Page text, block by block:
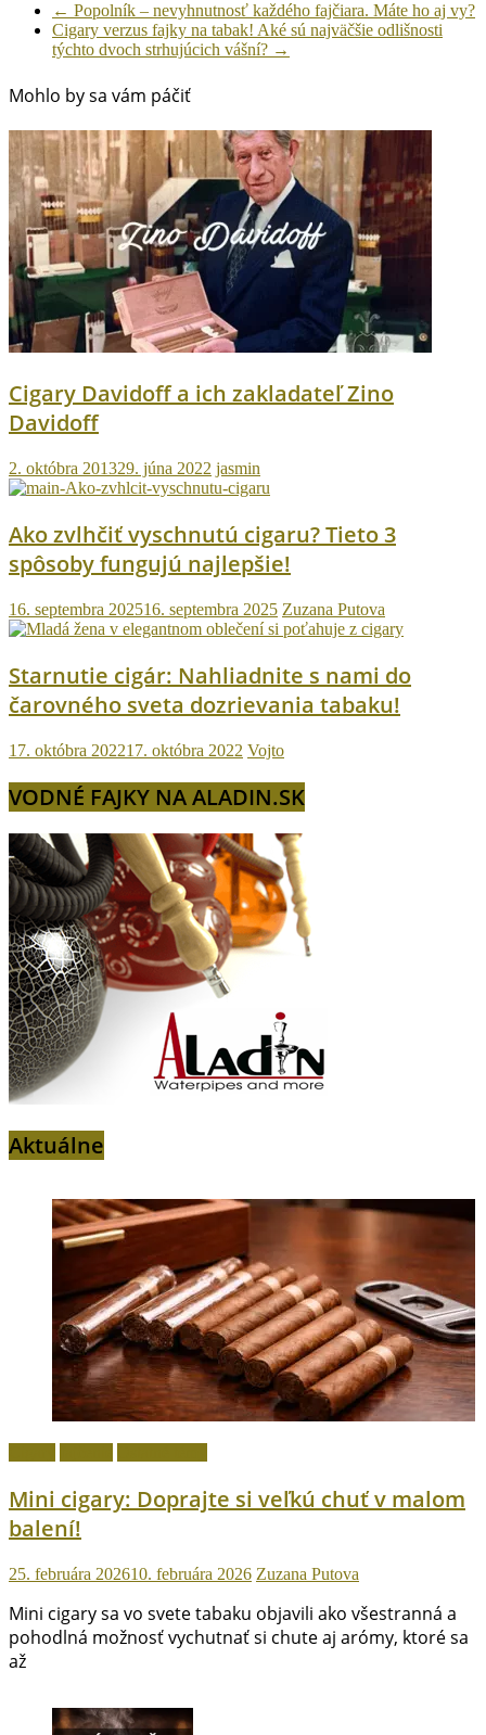
← Popolník – nevyhnutnosť každého fajčiara. Máte ho aj vy?
Cigary verzus fajky na tabak! Aké sú najväčšie odlišnosti
týchto dvoch strhujúcich vášní? →
Mohlo by sa vám páčiť
Cigary Davidoff a ich zakladateľ Zino
Davidoff
2. októbra 201329. júna 2022 jasmin
Ako zvlhčiť vyschnutú cigaru? Tieto 3
spôsoby fungujú najlepšie!
16. septembra 202516. septembra 2025 Zuzana Putova
Starnutie cigár: Nahliadnite s nami do
čarovného sveta dozrievania tabaku!
17. októbra 202217. októbra 2022 Vojto
VODNÉ FAJKY NA ALADIN.SK
Aktuálne
Mini cigary: Doprajte si veľkú chuť v malom
balení!
25. februára 202610. februára 2026 Zuzana Putova
Mini cigary sa vo svete tabaku objavili ako všestranná a
pohodlná možnosť vychutnať si chute aj arómy, ktoré sa
až